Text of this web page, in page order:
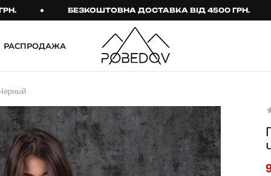
БЕЗКОШТОВНА ДОСТАВКА ВІД 4500 ГРН.
Джогери
Карго
Спортивні штани
Тактичний жіночий
одяг
Тактичний чоловічий
одяг
РАСПРОДАЖА